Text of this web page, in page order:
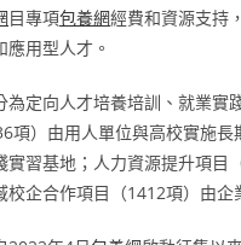
目專項包養網經費和資源支持
用型人才。
定向人才培養培訓、就業實
項）由用人單位與高校實施長
習基地；人力資源提升項目
企合作項目（1412項）由